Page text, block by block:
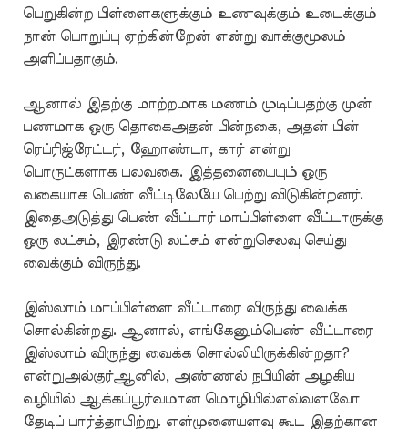
பெறுகின்ற பிள்ளைகளுக்கும் உணவுக்கும் உடைக்கும்
நான் பொறுப்பு ஏற்கின்றேன் என்று வாக்குமூலம்
அளிப்பதாகும்.
ஆனால் இதற்கு மாற்றமாக மணம் முடிப்பதற்கு முன்
பணமாக ஒரு தொகைஅதன் பின்நகை, அதன் பின்
ரெப்ரிஜ்ரேட்டர், ஹோண்டா, கார் என்று
பொருட்களாக பலவகை. இத்தனையையும் ஒரு
வகையாக பெண் வீட்டிலேயே பெற்று விடுகின்றனர்.
இதைஅடுத்து பெண் வீட்டார் மாப்பிள்ளை வீட்டாருக்கு
ஒரு லட்சம், இரண்டு லட்சம் என்றுசெலவு செய்து
வைக்கும் விருந்து.
இஸ்லாம் மாப்பிள்ளை வீட்டாரை விருந்து வைக்க
சொல்கின்றது. ஆனால், எங்கேனும்பெண் வீட்டாரை
இஸ்லாம் விருந்து வைக்க சொல்லியிருக்கின்றதா?
என்றுஅல்குர்ஆனில், அண்ணல் நபியின் அழகிய
வழியில் ஆக்கப்பூர்வமான மொழியில்எவ்வளவோ
தேடிப் பார்த்தாயிற்று. எள்முனையளவு கூட இதற்கான